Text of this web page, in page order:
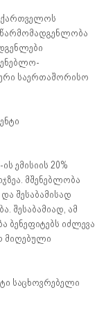
წარმომადგენლობა
საერთაშორისო
ემისიის 20%
მშენებლობა
შესაბამისად
შესაბამიად, ამ
ბენეფიტებს იძლევა
მიღებული
საცხოვრებელი